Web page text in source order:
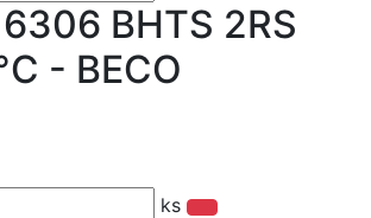
BHTS 2RS
- BECO
ks